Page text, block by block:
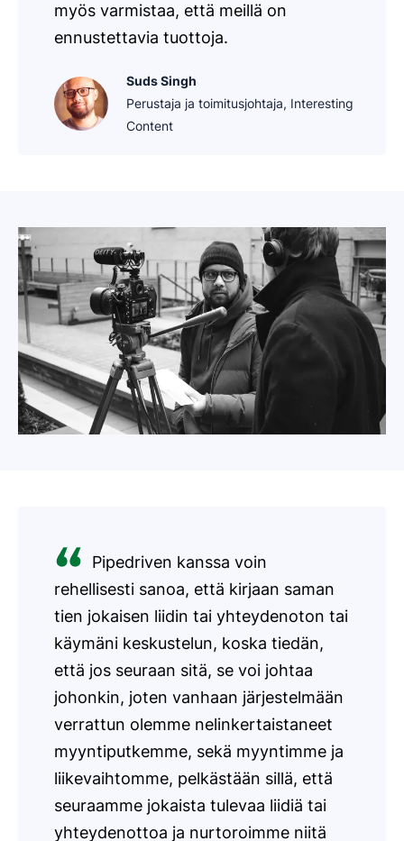
myös varmistaa, että meillä on
ennustettavia tuottoja.
Suds Singh
Perustaja ja toimitusjohtaja, Interesting
Content
Pipedriven kanssa voin
rehellisesti sanoa, että kirjaan saman
tien jokaisen liidin tai yhteydenoton tai
käymäni keskustelun, koska tiedän,
että jos seuraan sitä, se voi johtaa
johonkin, joten vanhaan järjestelmään
verrattun olemme nelinkertaistaneet
myyntiputkemme, sekä myyntimme ja
liikevaihtomme, pelkästään sillä, että
seuraamme jokaista tulevaa liidiä tai
yhteydenottoa ja nurtoroimme niitä